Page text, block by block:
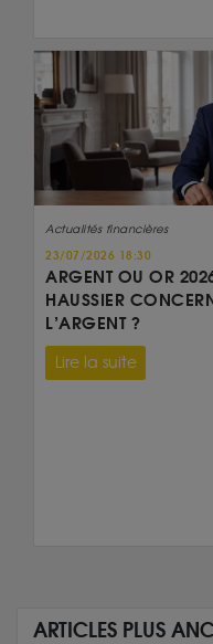
Actualités financières
23/07/2026 18:30
ARGENT OU OR
HAUSSIER
L’ARGENT ?
Lire la suite
ARTICLES PLUS